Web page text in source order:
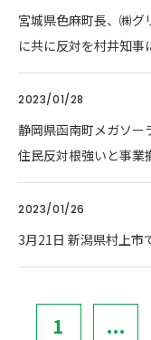
宮城県色麻町長、㈱グ
に共に反対を村井知事
2023/01/28
静岡県函南町メガソー
住民反対根強いと事業
2023/01/26
3月21日 新潟県村上市
1 ...